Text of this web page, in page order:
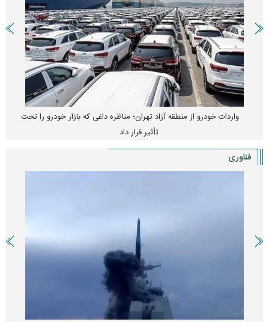
واردات خودرو از منطقه آزاد تهران؛ مناظره داغی که بازار خودرو را تحت
تأثیر قرار داد
فناوری